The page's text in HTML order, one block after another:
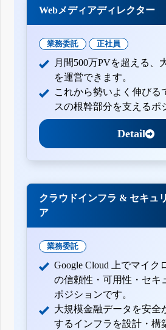
Webメディアディレクター
業務委託 正社員
月間500万PVを超える、
を運営できます。
これから勢いよく伸びる
スの根幹部分を支えるポ
Detail
クラウドインフラ & セキュ
ア
業務委託
Google Cloud 上でマイク
の信頼性・可用性・セキ
ポジションです。
大規模金融データを安全
するインフラを設計・構